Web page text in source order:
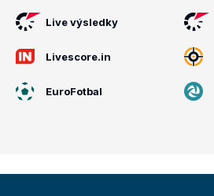
Live výsledky
Livescore.in
EuroFotbal